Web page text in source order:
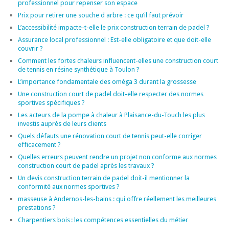
professionnel pour repenser son espace
Prix pour retirer une souche d arbre : ce qu’il faut prévoir
L’accessibilité impacte-t-elle le prix construction terrain de padel ?
Assurance local professionnel : Est-elle obligatoire et que doit-elle
couvrir ?
Comment les fortes chaleurs influencent-elles une construction court
de tennis en résine synthétique à Toulon ?
L’importance fondamentale des oméga 3 durant la grossesse
Une construction court de padel doit-elle respecter des normes
sportives spécifiques ?
Les acteurs de la pompe à chaleur à Plaisance-du-Touch les plus
investis auprès de leurs clients
Quels défauts une rénovation court de tennis peut-elle corriger
efficacement ?
Quelles erreurs peuvent rendre un projet non conforme aux normes
construction court de padel après les travaux ?
Un devis construction terrain de padel doit-il mentionner la
conformité aux normes sportives ?
masseuse à Andernos-les-bains : qui offre réellement les meilleures
prestations ?
Charpentiers bois : les compétences essentielles du métier